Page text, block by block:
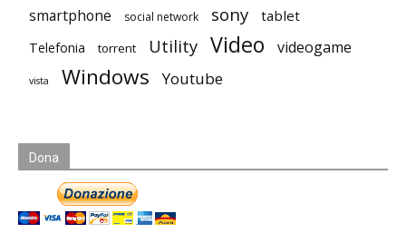
smartphone social network sony tablet
Telefonia torrent Utility Video videogame
vista Windows Youtube
Dona